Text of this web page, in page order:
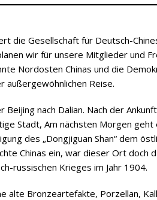
die Gesellschaft für Deutsch-
wir für unsere Mitglieder und
Nordosten Chinas und die
außergewöhnlichen Reise.
nach Dalian. Nach der
Stadt, Am nächsten Morgen geht
des „Dongjiguan Shan“ dem
Chinas ein, war dieser Ort doch
russischen Krieges im Jahr 1904.
alte Bronzeartefakte, Porzellan,